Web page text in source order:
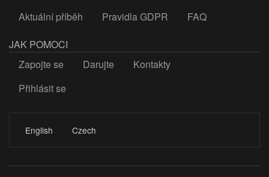
Aktuální příběh
Pravidla GDPR
FAQ
JAK POMOCI
Zapojte se
Darujte
Kontakty
LOGIN
Přihlásit se
English Czech